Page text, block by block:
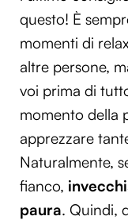
questo! È
momenti di
altre persone,
voi prima di
momento della
apprezzare
Naturalmente,
fianco,
paura. Quindi,